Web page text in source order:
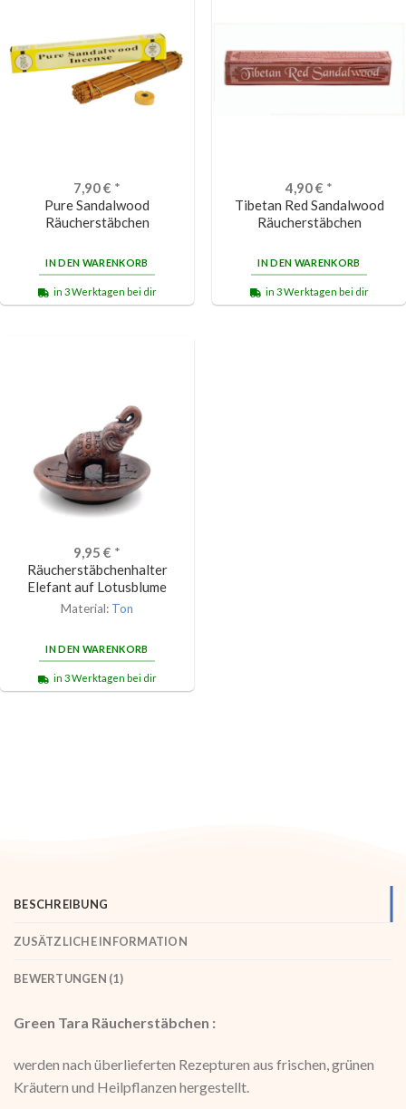
7,90€ *
Pure Sandalwood
Räucherstäbchen
IN DEN WARENKORB
in 3 Werktagen bei dir
4,90€ *
Tibetan Red Sandalwood
Räucherstäbchen
IN DEN WARENKORB
in 3 Werktagen bei dir
9,95 € *
Räucherstäbchenhalter
Elefant auf Lotusblume
Material: Ton
IN DEN WARENKORB
in 3 Werktagen bei dir
BESCHREIBUNG
ZUSÄTZLICHE INFORMATION
BEWERTUNGEN (1)
Green Tara Räucherstäbchen :
werden nach überlieferten Rezepturen aus frischen, grünen
Kräutern und Heilpflanzen hergestellt.